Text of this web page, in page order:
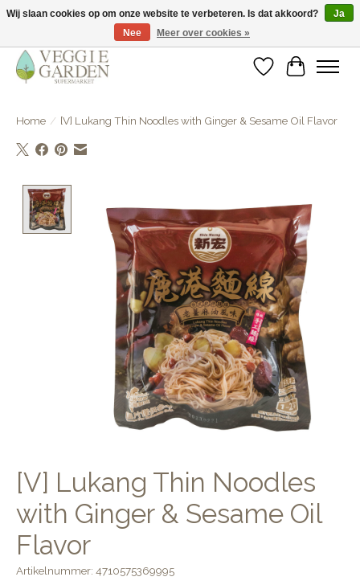
vegan & veggie products | free store pick-up
Verlanglijst
Home / [V] Lukang Thin Noodles with Ginger & Sesame Oil Flavor
[V] Lukang Thin Noodles
with Ginger & Sesame Oil
Flavor
Artikelnummer: 4710575369995
Wij slaan cookies op om onze website te verbeteren. Is dat akkoord?
Ja
Nee
Meer over cookies »